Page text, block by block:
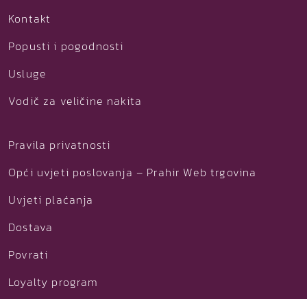
Kontakt
Popusti i pogodnosti
Usluge
Vodič za veličine nakita
Pravila privatnosti
Opći uvjeti poslovanja – Prahir Web trgovina
Uvjeti plaćanja
Dostava
Povrati
Loyalty program